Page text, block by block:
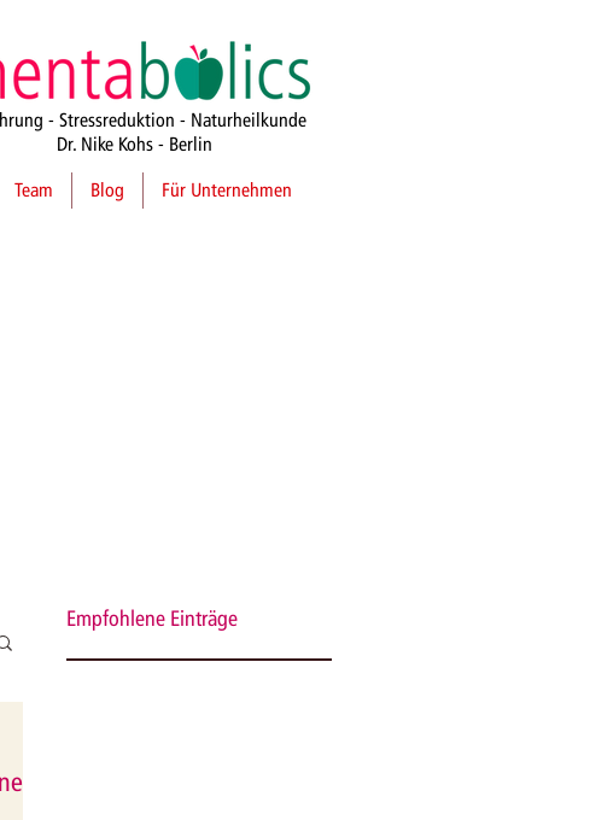
- Stressreduktion - Naturheilkunde
Dr. Nike Kohs - Berlin
Team Blog Für Unternehmen
Empfohlene Einträge